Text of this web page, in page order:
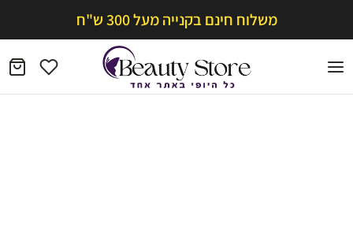
משלוח חינם בקנייה מעל 300 ש"ח